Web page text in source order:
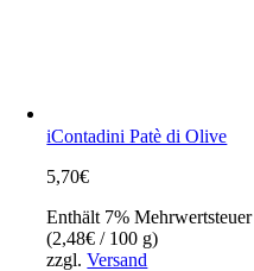
iContadini Patè di Olive
5,70€
Enthält 7% Mehrwertsteuer
(2,48€ / 100 g)
zzgl.Versand